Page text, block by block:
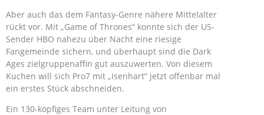
Aber auch das dem Fantasy-Genre nähere Mittelalter
rückt vor. Mit „Game of Thrones“ konnte sich der US-
Sender HBO nahezu über Nacht eine riesige
Fangemeinde sichern, und überhaupt sind die Dark
Ages zielgruppenaffin gut auszuwerten. Von diesem
Kuchen will sich Pro7 mit „Isenhart“ jetzt offenbar mal
ein erstes Stück abschneiden.
Ein 130-köpfiges Team unter Leitung von